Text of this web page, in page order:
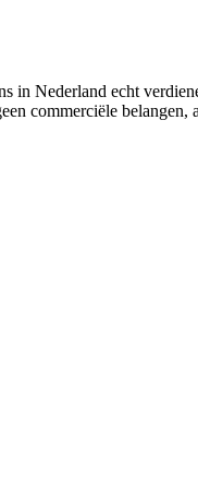
in Nederland echt
commerciële belangen,